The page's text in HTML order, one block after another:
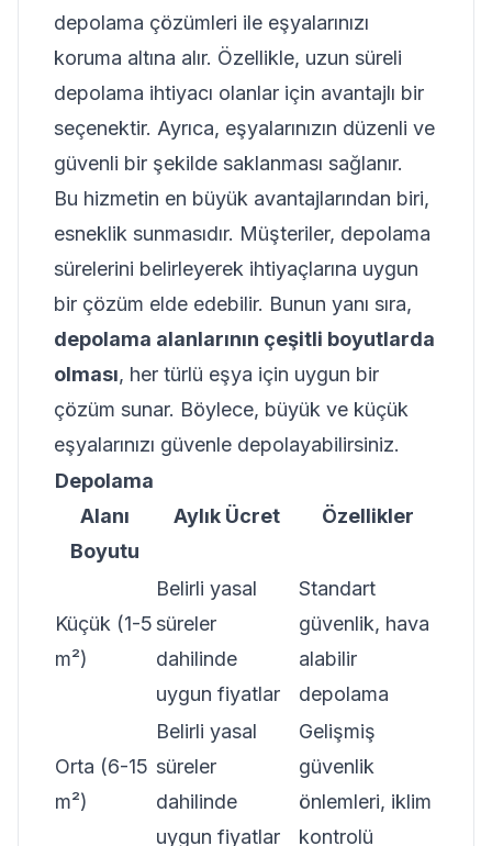
depolama çözümleri ile eşyalarınızı
koruma altına alır. Özellikle, uzun süreli
depolama ihtiyacı olanlar için avantajlı bir
seçenektir. Ayrıca, eşyalarınızın düzenli ve
güvenli bir şekilde saklanması sağlanır.
Bu hizmetin en büyük avantajlarından biri,
esneklik sunmasıdır. Müşteriler, depolama
sürelerini belirleyerek ihtiyaçlarına uygun
bir çözüm elde edebilir. Bunun yanı sıra,
depolama alanlarının çeşitli boyutlarda
olması, her türlü eşya için uygun bir
çözüm sunar. Böylece, büyük ve küçük
eşyalarınızı güvenle depolayabilirsiniz.
Depolama
Alanı
Boyutu
Aylık Ücret Özellikler
Küçük (1-5
m²)
Belirli yasal
süreler
dahilinde
uygun fiyatlar
Standart
güvenlik, hava
alabilir
depolama
Orta (6-15
m²)
Belirli yasal
süreler
dahilinde
uygun fiyatlar
Gelişmiş
güvenlik
önlemleri, iklim
kontrolü